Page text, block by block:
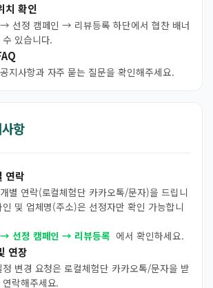
치 확인
선정 캠페인 → 리뷰등록 하단에서 협찬 배너
있습니다.
지사항과 자주 묻는 질문을 확인해주세요.
항
연락
별 연락(로컬체험단 카카오톡/문자)을 드립니
및 업체명(주소)은 선정자만 확인 가능합니
선정 캠페인 → 리뷰등록 에서 확인하세요.
연장
변경 요청은 로컬체험단 카카오톡/문자을 받
락해주세요.